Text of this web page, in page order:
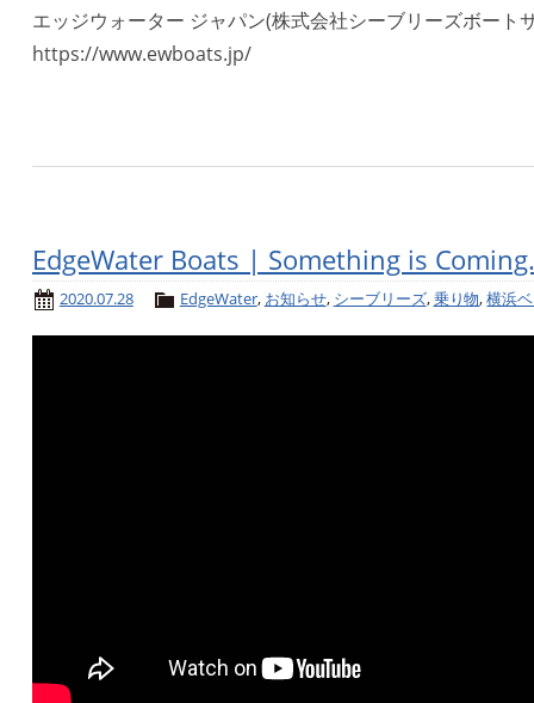
エッジウォーター ジャパン(株式会社シーブリーズボート
https://www.ewboats.jp/
EdgeWater Boats | Something is
2020.07.28 EdgeWater, お知らせ, シーブリーズ,乗り物,横浜